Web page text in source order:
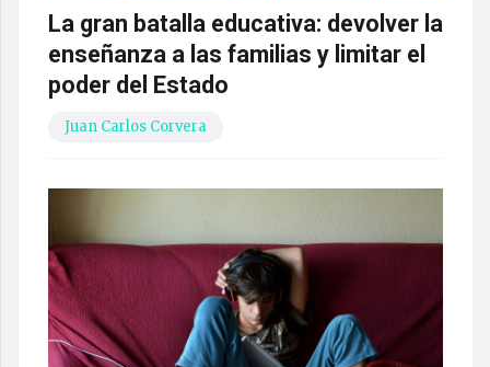
La gran batalla educativa: devolver la
enseñanza a las familias y limitar el
poder del Estado
Juan Carlos Corvera